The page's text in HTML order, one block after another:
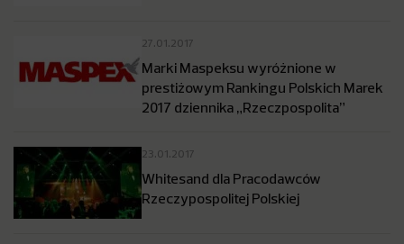
27.01.2017
Marki Maspeksu wyróżnione w
prestiżowym Rankingu Polskich Marek
2017 dziennika „Rzeczpospolita”
23.01.2017
Whitesand dla Pracodawców
Rzeczypospolitej Polskiej